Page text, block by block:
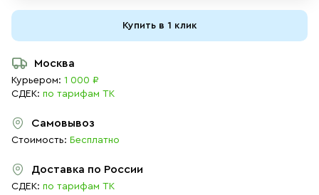
Купить в 1 клик
Москва
Курьером: 1 000 ₽
СДЕК: по тарифам ТК
Самовывоз
Стоимость: Бесплатно
Доставка по России
СДЕК: по тарифам ТК